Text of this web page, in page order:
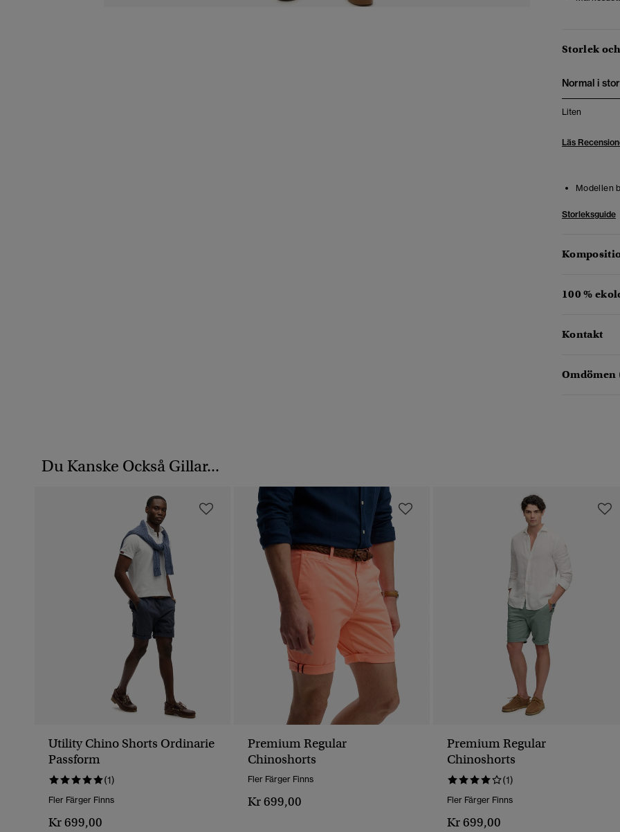
Storlek
Normal i
Liten
Läs
Modellen
Storleksguide
100 %
Kontakt
Omdömen
Du Kanske Också Gillar...
Utility Chino Shorts Ordinarie
Passform
(1)
Fler Färger Finns
Kr 699,00
Premium Regular
Chinoshorts
Fler Färger Finns
Kr 699,00
Premium Regular
Chinoshorts
(1)
Fler Färger Finns
Kr 699,00